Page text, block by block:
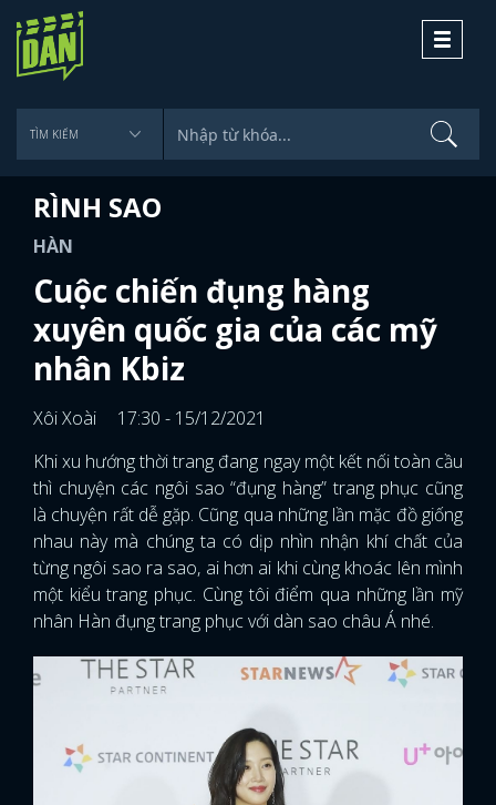
Toggle
RÌNH SAO
HÀN
Cuộc chiến đụng hàng
xuyên quốc gia của các mỹ
nhân Kbiz
Xôi Xoài
17:30 - 15/12/2021
Khi xu hướng thời trang đang ngay một kết nối toàn cầu
thì chuyện các ngôi sao “đụng hàng” trang phục cũng
là chuyện rất dễ gặp. Cũng qua những lần mặc đồ giống
nhau này mà chúng ta có dịp nhìn nhận khí chất của
từng ngôi sao ra sao, ai hơn ai khi cùng khoác lên mình
một kiểu trang phục. Cùng tôi điểm qua những lần mỹ
nhân Hàn đụng trang phục với dàn sao châu Á nhé.